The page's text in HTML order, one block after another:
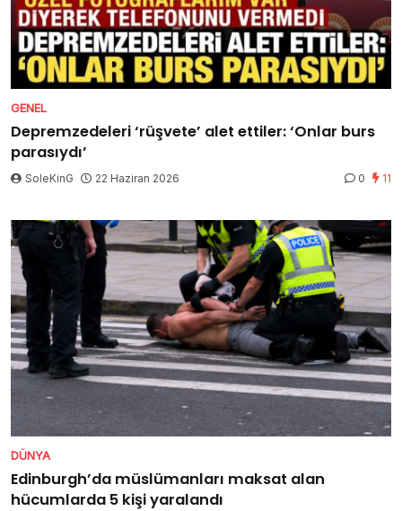
GENEL
Depremzedeleri ‘rüşvete’ alet ettiler: ‘Onlar burs
parasıydı’
SoleKinG 22 Haziran 2026 0 11
DÜNYA
Edinburgh’da müslümanları maksat alan
hücumlarda 5 kişi yaralandı